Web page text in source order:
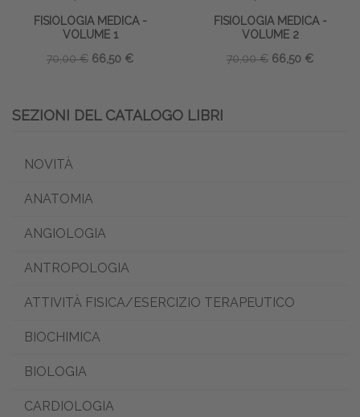
FISIOLOGIA MEDICA -
VOLUME 1
70,00 € 66,50 €
FISIOLOGIA MEDICA -
VOLUME 2
70,00 € 66,50 €
SEZIONI DEL CATALOGO LIBRI
NOVITÀ
ANATOMIA
ANGIOLOGIA
ANTROPOLOGIA
ATTIVITÀ FISICA/ESERCIZIO TERAPEUTICO
BIOCHIMICA
BIOLOGIA
CARDIOLOGIA